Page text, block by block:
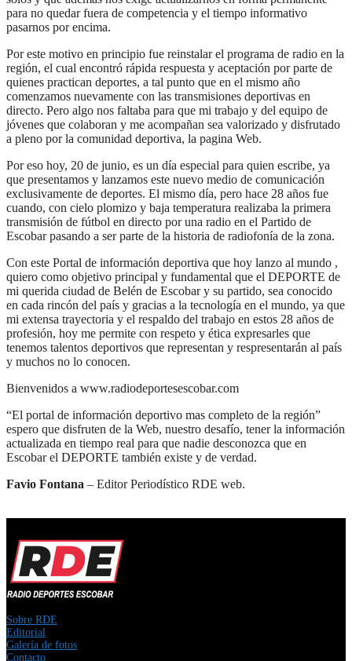
para no quedar fuera de competencia y el tiempo informativo
pasarnos por encima.
Por este motivo en principio fue reinstalar el programa de radio en la
región, el cual encontró rápida respuesta y aceptación por parte de
quienes practican deportes, a tal punto que en el mismo año
comenzamos nuevamente con las transmisiones deportivas en
directo. Pero algo nos faltaba para que mi trabajo y del equipo de
jóvenes que colaboran y me acompañan sea valorizado y disfrutado
a pleno por la comunidad deportiva, la pagina Web.
Por eso hoy, 20 de junio, es un día especial para quien escribe, ya
que presentamos y lanzamos este nuevo medio de comunicación
exclusivamente de deportes. El mismo día, pero hace 28 años fue
cuando, con cielo plomizo y baja temperatura realizaba la primera
transmisión de fútbol en directo por una radio en el Partido de
Escobar pasando a ser parte de la historia de radiofonía de la zona.
Con este Portal de información deportiva que hoy lanzo al mundo ,
quiero como objetivo principal y fundamental que el DEPORTE de
mi querida ciudad de Belén de Escobar y su partido, sea conocido
en cada rincón del país y gracias a la tecnología en el mundo, ya que
mi extensa trayectoria y el respaldo del trabajo en estos 28 años de
profesión, hoy me permite con respeto y ética expresarles que
tenemos talentos deportivos que representan y respresentarán al país
y muchos no lo conocen.
Bienvenidos a www.radiodeportesescobar.com
“El portal de información deportivo mas completo de la región”
espero que disfruten de la Web, nuestro desafío, tener la información
actualizada en tiempo real para que nadie desconozca que en
Escobar el DEPORTE también existe y de verdad.
Favio Fontana – Editor Periodístico RDE web.
Sobre RDE
Editorial
Galería de fotos
Contacto